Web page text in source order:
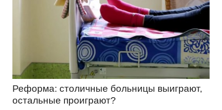
Реформа: столичные больницы выиграют,
остальные проиграют?